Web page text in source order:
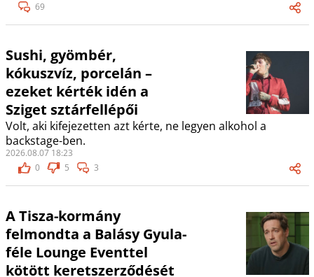
69
Sushi, gyömbér,
kókuszvíz, porcelán –
ezeket kérték idén a
Sziget sztárfellépői
Volt, aki kifejezetten azt kérte, ne legyen alkohol a
backstage-ben.
2026.08.07 18:23
0
5 3
A Tisza-kormány
felmondta a Balásy Gyula-
féle Lounge Eventtel
kötött keretszerződését